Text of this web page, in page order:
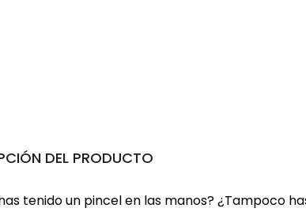
DEL PRODUCTO
tenido un pincel en las manos? ¿Tampoco